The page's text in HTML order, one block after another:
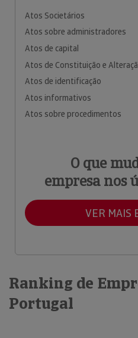
Atos Societários
Atos sobre administradores
Atos de capital
Atos de Constituição e
Atos de identificação
Atos informativos
Atos sobre procedimentos
O que
empresa nos
VER MAIS
Ranking de
Portugal